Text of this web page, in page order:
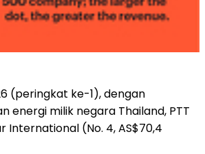
(peringkat ke-1), dengan
energi milik negara Thailand, PTT
International (No. 4, AS$70,4